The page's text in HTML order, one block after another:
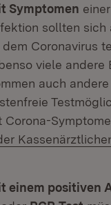
Symptomen
sollten sich
Coronavirus
viele andere
auch
Corona-
Fenster)
einem positiven